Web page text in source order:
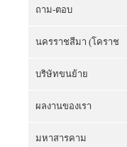
ถาม-ตอบ
นครราชสีมา (โคราช
บริษัทขนย้าย
ผลงานของเรา
มหาสารคาม